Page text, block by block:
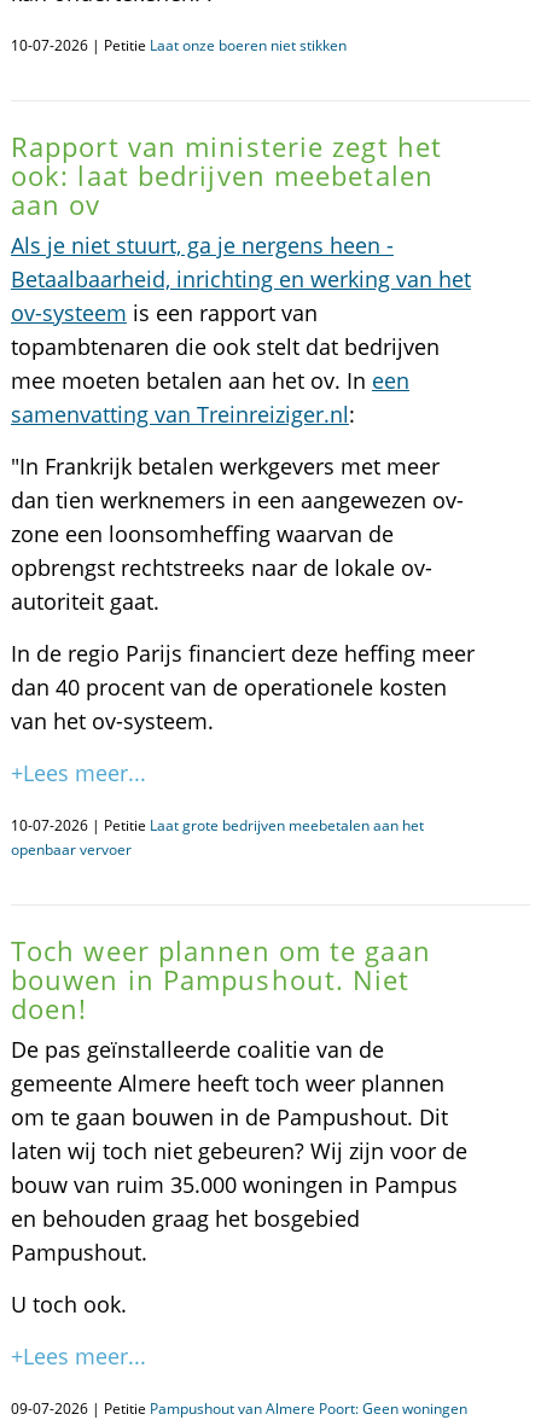
10-07-2026 | Petitie Laat onze boeren niet stikken
Rapport van ministerie zegt het
ook: laat bedrijven meebetalen
aan ov
Als je niet stuurt, ga je nergens heen -
Betaalbaarheid, inrichting en werking van het
ov-systeem is een rapport van
topambtenaren die ook stelt dat bedrijven
mee moeten betalen aan het ov. In een
samenvatting van Treinreiziger.nl:
"In Frankrijk betalen werkgevers met meer
dan tien werknemers in een aangewezen ov-
zone een loonsomheffing waarvan de
opbrengst rechtstreeks naar de lokale ov-
autoriteit gaat.
In de regio Parijs financiert deze heffing meer
dan 40 procent van de operationele kosten
van het ov-systeem.
+Lees meer...
10-07-2026 | Petitie Laat grote bedrijven meebetalen aan het
openbaar vervoer
Toch weer plannen om te gaan
bouwen in Pampushout. Niet
doen!
De pas geïnstalleerde coalitie van de
gemeente Almere heeft toch weer plannen
om te gaan bouwen in de Pampushout. Dit
laten wij toch niet gebeuren? Wij zijn voor de
bouw van ruim 35.000 woningen in Pampus
en behouden graag het bosgebied
Pampushout.
U toch ook.
+Lees meer...
09-07-2026 | Petitie Pampushout van Almere Poort: Geen woningen